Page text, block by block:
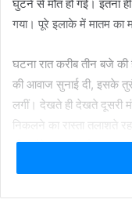
घुटने से मौत हो गई। इतना ही
गया। पूरे इलाके में मातम
घटना रात करीब तीन बजे की
की आवाज सुनाई दी, इसके
लगीं। देखते ही देखते दूसरी
निकलने का रास्ता तलाशते
टीम मौके पर पहुंचती, तब तक